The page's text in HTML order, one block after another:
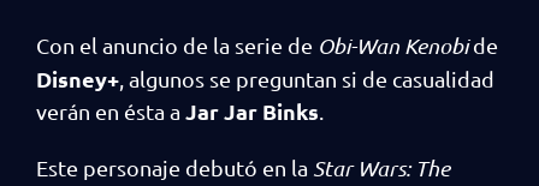
Con el anuncio de la serie de Obi-Wan Kenobide
Disney+ , algunos se preguntan si de casualidad
verán en ésta a Jar Jar Binks
Este personaje debutó en la Star Wars: The